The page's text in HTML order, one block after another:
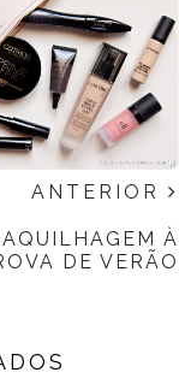
ANTERIOR
À
DE VERÃO